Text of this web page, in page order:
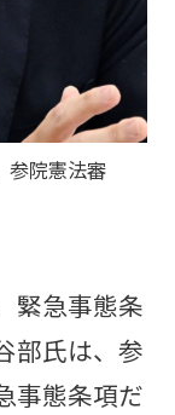
参院憲法審
緊急事態条
部氏は、参
事態条項だ